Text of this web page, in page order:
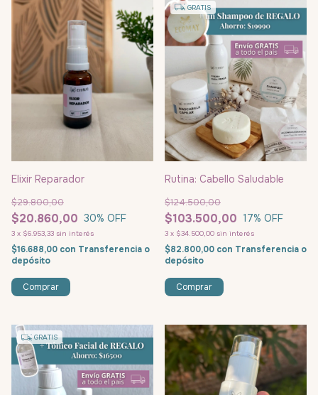
Elixir Reparador
$20.860,00
$29.800,00
30% OFF
3 x $6.953,33 sin interés
$16.688,00 con Transferencia o
depósito
GRATIS
Rutina: Cabello Saludable
$103.500,00
$124.500,00
17% OFF
3 x $34.500,00 sin interés
$82.800,00 con Transferencia o
depósito
Comprar
GRATIS